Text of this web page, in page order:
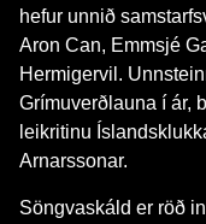
hefur unnið
Aron Can, Emmsjé
Hermigervil.
Grímuverðlauna í ár,
leikritinu
Arnarssonar.
Söngvaskáld er röð